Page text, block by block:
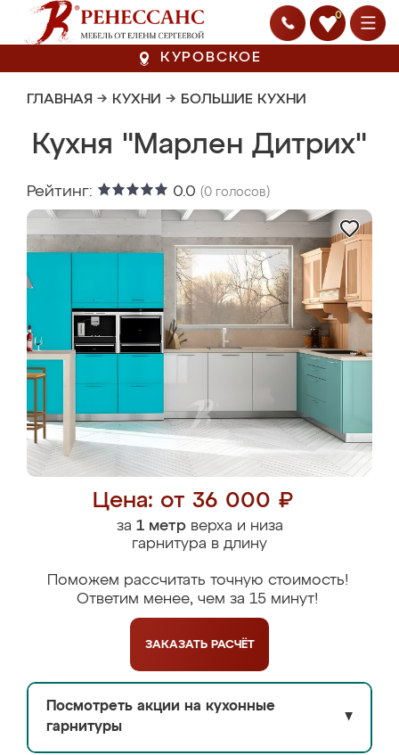
0
КУРОВСКОЕ
ГЛАВНАЯ → КУХНИ → БОЛЬШИЕ КУХНИ
Кухня "Марлен Дитрих"
Рейтинг: 0.0 (0 голосов)
Цена: от 36 000 ₽
за 1 метрверха и низа
гарнитура в длину
Поможем рассчитать точную стоимость!
Ответим менее, чем за 15 минут!
ЗАКАЗАТЬ РАСЧЁТ
Посмотреть акции на кухонные
гарнитуры
▼